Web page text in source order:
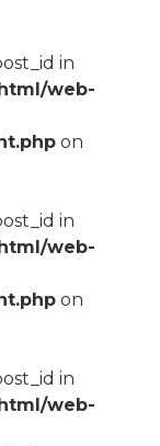
in
web-
on
in
web-
on
in
web-